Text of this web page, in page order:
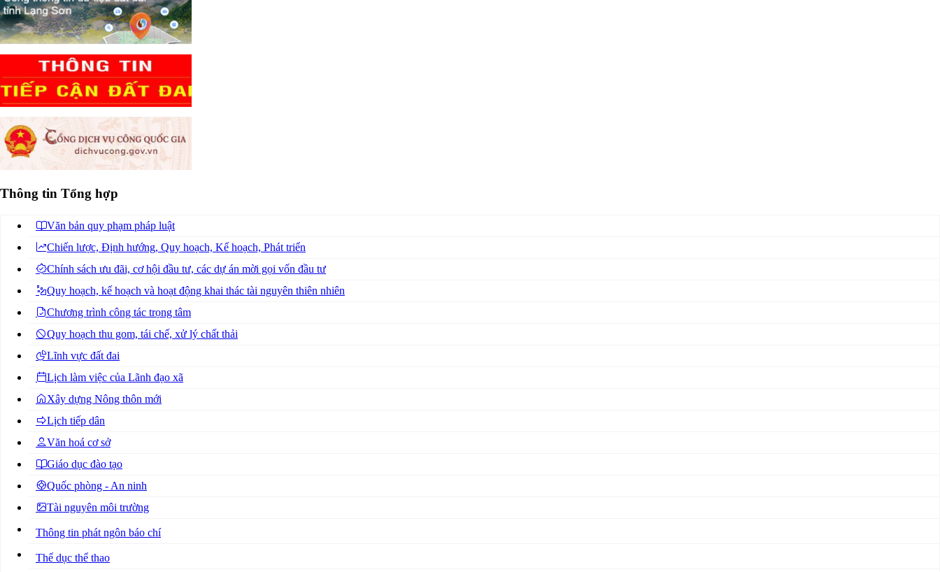
Thông tin Tổng hợp
Văn bản quy phạm pháp luật
Chiến lược, Định hướng, Quy hoạch, Kế hoạch, Phát triển
Chính sách ưu đãi, cơ hội đầu tư, các dự án mời gọi vốn đầu tư
Quy hoạch, kế hoạch và hoạt động khai thác tài nguyên thiên nhiên
Chương trình công tác trọng tâm
Quy hoạch thu gom, tái chế, xử lý chất thải
Lĩnh vực đất đai
Lịch làm việc của Lãnh đạo xã
Xây dựng Nông thôn mới
Lịch tiếp dân
Văn hoá cơ sở
Giáo dục đào tạo
Quốc phòng - An ninh
Tài nguyên môi trường
Thông tin phát ngôn báo chí
Thể dục thể thao